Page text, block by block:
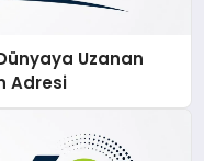
Uzanan
Adresi